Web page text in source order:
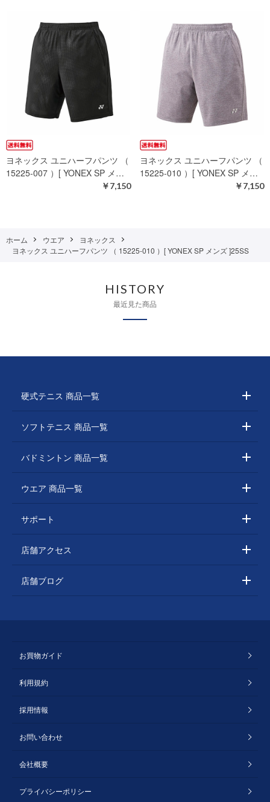
ヨネックス ユニハーフパンツ （
15225-007 ）[ YONEX SP メ…
￥7,150
ヨネックス ユニハーフパンツ （
15225-010 ）[ YONEX SP メ…
￥7,150
ホーム ウエア
ヨネックス
ヨネックス ユニハーフパンツ （ 15225-010 ）[ YONEX SP メンズ ]25SS
HISTORY
最近見た商品
硬式テニス 商品一覧
ソフトテニス 商品一覧
バドミントン 商品一覧
ウエア 商品一覧
サポート
店舗アクセス
店舗ブログ
お買物ガイド
利用規約
採用情報
お問い合わせ
会社概要
プライバシーポリシー